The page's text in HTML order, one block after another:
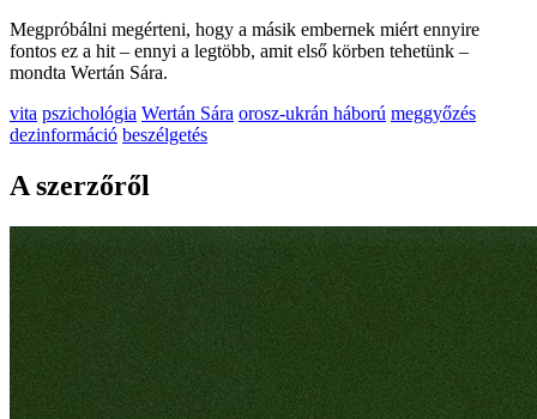
Megpróbálni megérteni, hogy a másik embernek miért ennyire
fontos ez a hit – ennyi a legtöbb, amit első körben tehetünk –
mondta Wertán Sára.
vita pszichológia Wertán Sára orosz-ukrán háború meggyőzés
dezinformáció beszélgetés
A szerzőről